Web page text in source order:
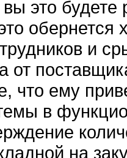
это будете
и
от
что ему
в
на